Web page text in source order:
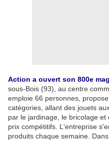
Action a ouvert son 800e
sous-Bois (93), au centre
emploie 66 personnes,
catégories, allant des jouets
par le jardinage, le bricolage
prix compétitifs. L'entreprise
produits chaque semaine.